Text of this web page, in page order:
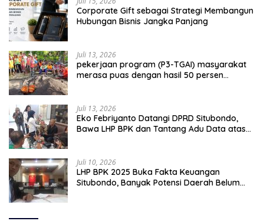
Corporate Gift sebagai Strategi Membangun
Hubungan Bisnis Jangka Panjang
Juli 13, 2026
pekerjaan program (P3-TGAI) masyarakat
merasa puas dengan hasil 50 persen
Juli 13, 2026
Eko Febriyanto Datangi DPRD Situbondo,
Bawa LHP BPK dan Tantang Adu Data atas
Juli 10, 2026
LHP BPK 2025 Buka Fakta Keuangan
Situbondo, Banyak Potensi Daerah Belum